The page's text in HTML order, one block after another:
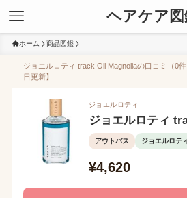
ヘアケア図
ホーム 商品図鑑
ジョエルロティ track Oil Magnoliaの口コミ（0
日更新】
ジョエルロティ
ジョエルロティ
アウトバス ジョエルロテ
¥4,620